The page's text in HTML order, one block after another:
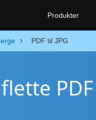
PDF til JPG
PDF
Produkter